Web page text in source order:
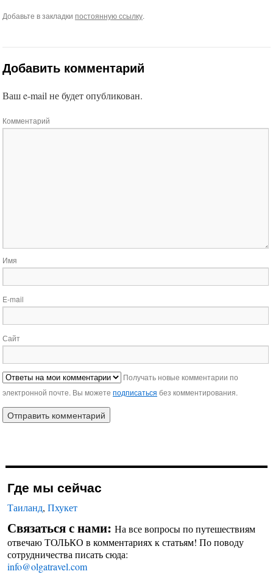
Добавьте в закладки постоянную ссылку.
Добавить комментарий
Ваш e-mail не будет опубликован.
Комментарий
Имя
E-mail
Сайт
Получать новые комментарии по
электронной почте. Вы можете подписаться без комментирования.
Где мы сейчас
Таиланд, Пхукет
Связаться с нами: На все вопросы по путешествиям
отвечаю ТОЛЬКО в комментариях к статьям! По поводу
сотрудничества писать сюда:
info@olgatravel.com